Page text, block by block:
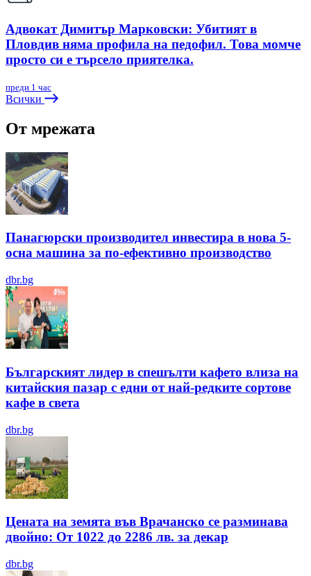
Адвокат Димитър Марковски: Убитият в
Пловдив няма профила на педофил. Това момче
просто си е търсело приятелка.
преди 1 час
Всички
От мрежата
Панагюрски производител инвестира в нова 5-
осна машина за по-ефективно производство
dbr.bg
Българският лидер в спешълти кафето влиза на
китайския пазар с едни от най-редките сортове
кафе в света
dbr.bg
Цената на земята във Врачанско се разминава
двойно: От 1022 до 2286 лв. за декар
dbr.bg